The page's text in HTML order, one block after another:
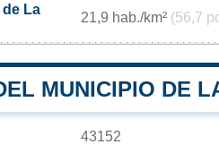
La
21,9 hab./km² (56,7
MUNICIPIO DE
43152